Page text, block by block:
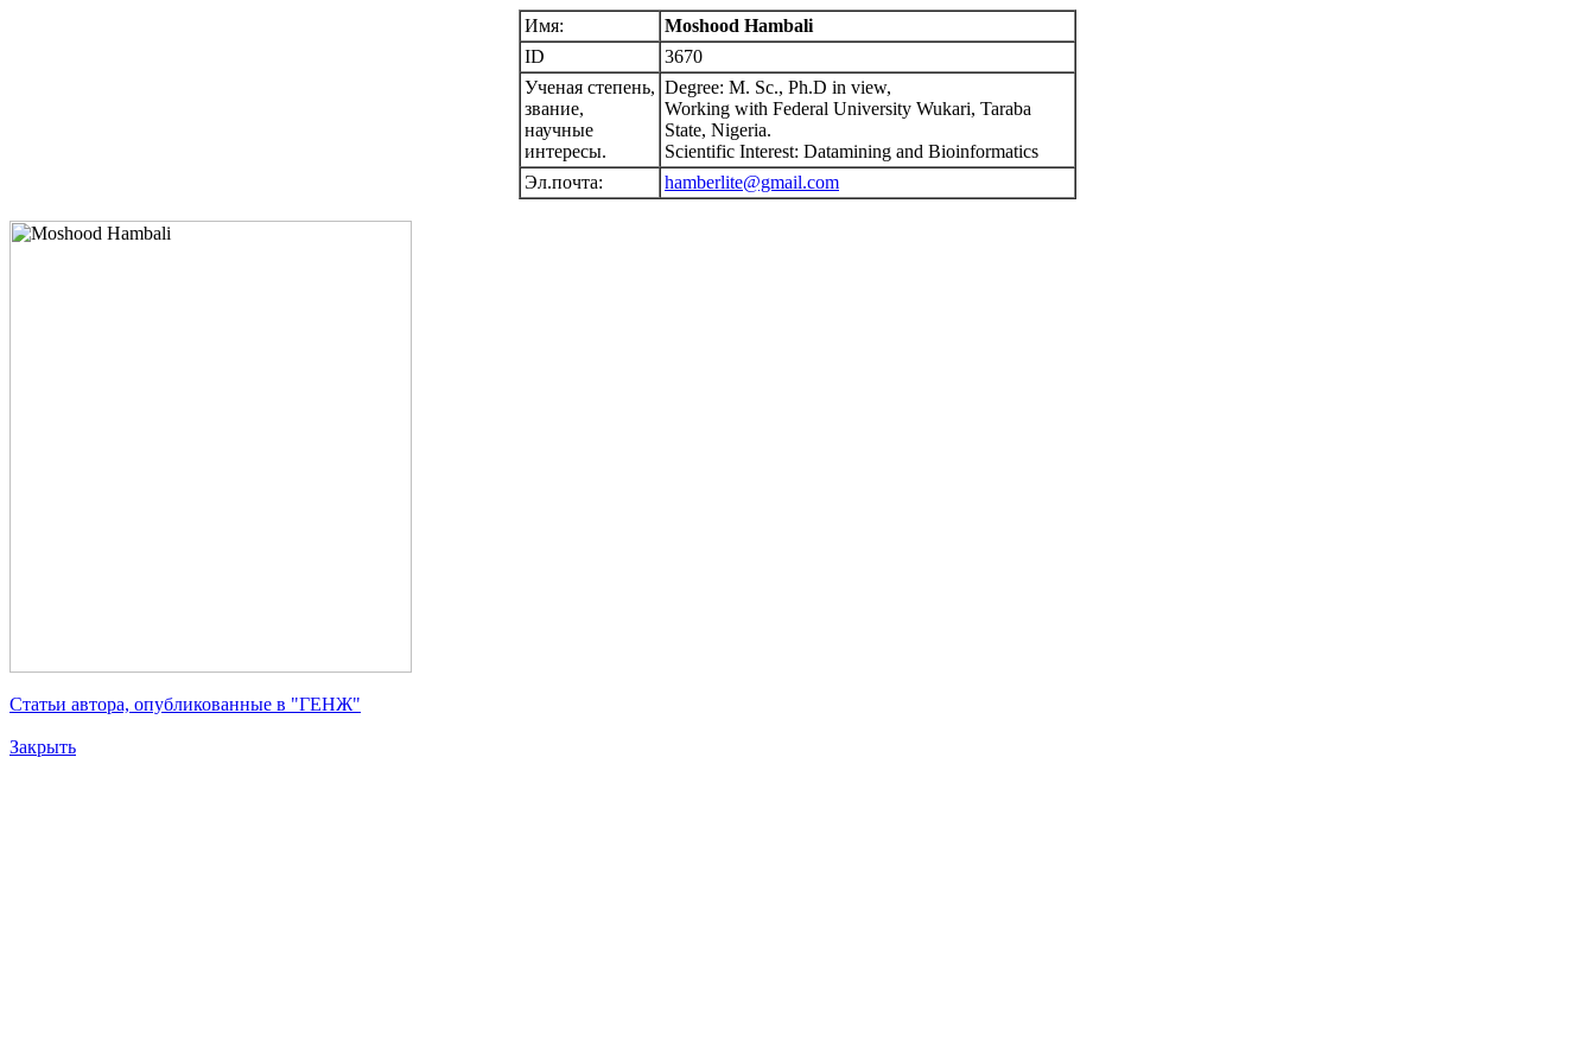
Имя:
Moshood Hambali
ID
3670
Ученая степень,
звание,
научные
интересы.
Degree: M. Sc., Ph.D in view,
Working with Federal University Wukari, Taraba
State, Nigeria.
Scientific Interest: Datamining and Bioinformatics
Эл.почта:
hamberlite@gmail.com
Статьи автора, опубликованные в "ГЕНЖ"
Закрыть